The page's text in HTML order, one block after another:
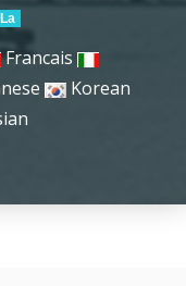
Francais
Korean